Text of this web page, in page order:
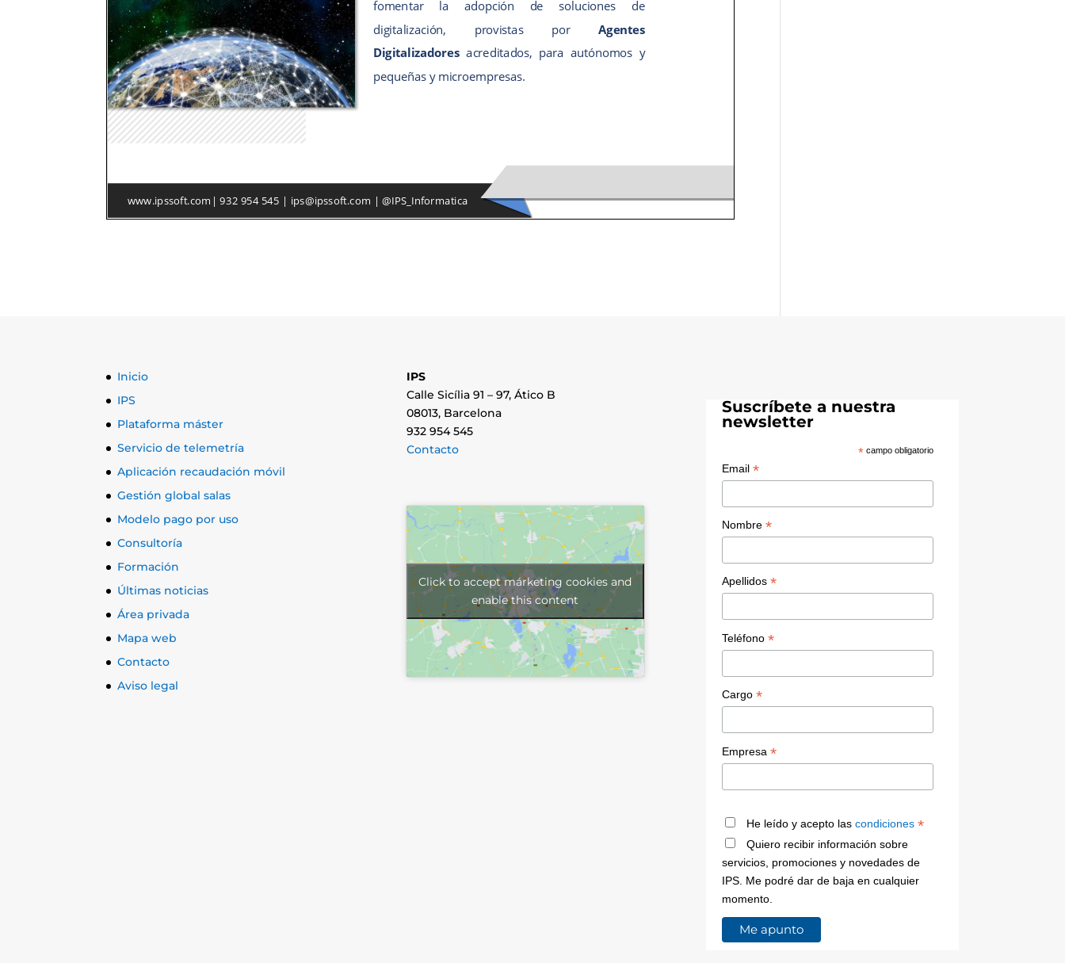
Inicio
IPS
Plataforma máster
Servicio de telemetría
Aplicación recaudación móvil
Gestión global salas
Modelo pago por uso
Consultoría
Formación
Últimas noticias
Área privada
Mapa web
Contacto
Aviso legal
IPS
Calle Sicília 91 – 97, Ático B
08013, Barcelona
932 954 545
Contacto
Click to accept márketing cookies and
enable this content
Suscríbete a nuestra
newsletter
* campo obligatorio
Email *
Nombre *
Apellidos *
Teléfono *
Cargo *
Empresa *
He leído y acepto las condiciones *
Quiero recibir información sobre
servicios, promociones y novedades de
IPS. Me podré dar de baja en cualquier
momento.